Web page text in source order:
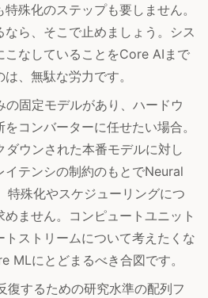
殊化のステップも要しません。
ら、そこで止めましょう。シス
こなしていることをCore AIまで
、無駄な労力です。
の固定モデルがあり、ハードウ
コンバーターに任せたい場合。
ダウンされた本番モデルに対し
イテンシの制約のもとでNeural
特殊化やスケジューリングにつ
ません。コンピュートユニット
トストリームについて考えたくな
MLにとどまるべき合図です。
復するための研究水準の配列フ